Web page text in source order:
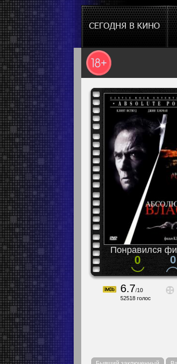
Понравился
0 0
6.7/10
52518 голос